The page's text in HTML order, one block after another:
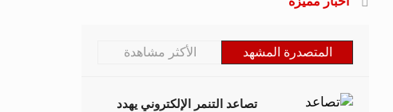
المتصدرة المشهد الأكثر مشاهدة
تصاعد التنمر الإلكتروني يهدد